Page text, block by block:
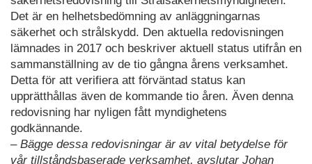
Det är en helhetsbedömning av anläggningarnas
säkerhet och strålskydd. Den aktuella redovisningen
lämnades in 2017 och beskriver aktuell status utifrån en
sammanställning av de tio gångna årens verksamhet.
Detta för att verifiera att förväntad status kan
upprätthållas även de kommande tio åren. Även denna
redovisning har nyligen fått myndighetens
godkännande.
– Bägge dessa redovisningar är av vital betydelse för
vår tillståndsbaserade verksamhet, avslutar Johan